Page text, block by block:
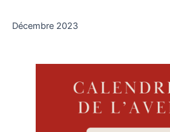
Décembre 2023